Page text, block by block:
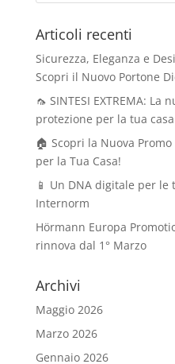
Articoli recenti
Sicurezza, Eleganza e
Scopri il Nuovo Portone
🦟 SINTESI EXTREMA:
protezione per la tua casa
🏠 Scopri la Nuova
per la Tua Casa!
📱 Un DNA digitale per le
Internorm
Hörmann Europa
rinnova dal 1° Marzo
Archivi
Maggio 2026
Marzo 2026
Gennaio 2026